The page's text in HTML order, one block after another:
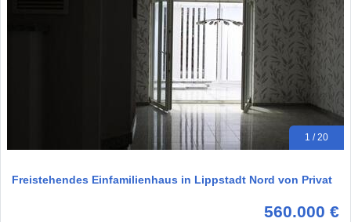
1 / 20
Freistehendes Einfamilienhaus in Lippstadt Nord von Privat
560.000 €